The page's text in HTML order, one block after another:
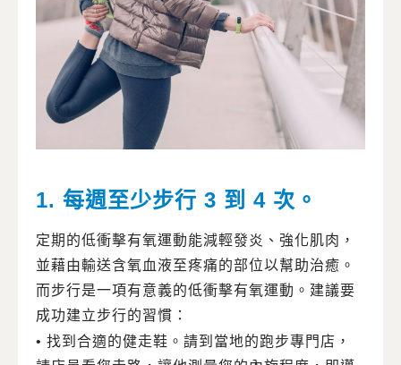
1. 每週至少步行 3 到 4 次。
定期的低衝擊有氧運動能減輕發炎、強化肌肉，
並藉由輸送含氧血液至疼痛的部位以幫助治癒。
而步行是一項有意義的低衝擊有氧運動。建議要
成功建立步行的習慣：
• 找到合適的健走鞋。請到當地的跑步專門店，